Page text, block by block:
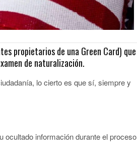
propietarios de una Green Card) que
de naturalización.
lo cierto es que sí, siempre y
ocultado información durante el proceso